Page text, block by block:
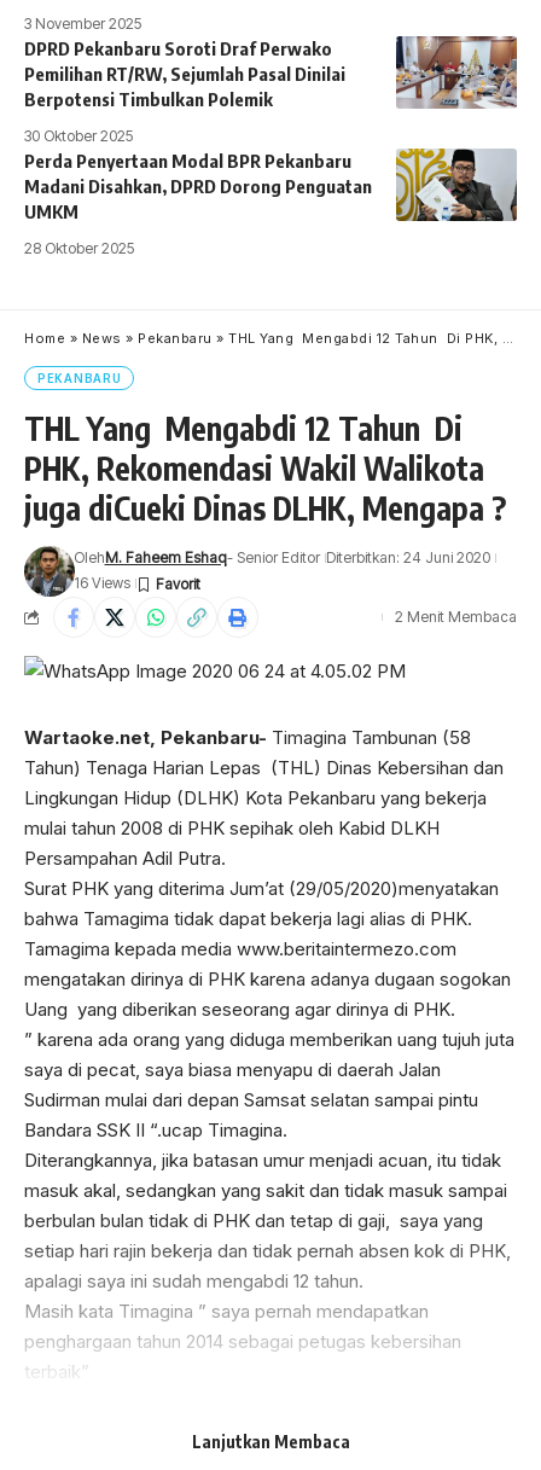
3 November 2025
DPRD Pekanbaru Soroti Draf Perwako
Pemilihan RT/RW, Sejumlah Pasal Dinilai
Berpotensi Timbulkan Polemik
30 Oktober 2025
Perda Penyertaan Modal BPR Pekanbaru
Madani Disahkan, DPRD Dorong Penguatan
UMKM
28 Oktober 2025
Home » News » Pekanbaru » THL Yang Mengabdi 12 Tahun Di PHK, Rekomendasi Wakil Walikota juga diCueki Dinas DLHK, Mengapa ?
PEKANBARU
THL Yang Mengabdi 12 Tahun Di
PHK, Rekomendasi Wakil Walikota
juga diCueki Dinas DLHK, Mengapa ?
OlehM. Faheem Eshaq- Senior Editor Diterbitkan: 24 Juni 2020
16 Views
2 Menit Membaca
Wartaoke.net, Pekanbaru- Timagina Tambunan (58
Tahun) Tenaga Harian Lepas (THL) Dinas Kebersihan dan
Lingkungan Hidup (DLHK) Kota Pekanbaru yang bekerja
mulai tahun 2008 di PHK sepihak oleh Kabid DLKH
Persampahan Adil Putra.
Surat PHK yang diterima Jum’at (29/05/2020)menyatakan
bahwa Tamagima tidak dapat bekerja lagi alias di PHK.
Tamagima kepada media www.beritaintermezo.com
mengatakan dirinya di PHK karena adanya dugaan sogokan
Uang yang diberikan seseorang agar dirinya di PHK.
” karena ada orang yang diduga memberikan uang tujuh juta
saya di pecat, saya biasa menyapu di daerah Jalan
Sudirman mulai dari depan Samsat selatan sampai pintu
Bandara SSK II “.ucap Timagina.
Diterangkannya, jika batasan umur menjadi acuan, itu tidak
masuk akal, sedangkan yang sakit dan tidak masuk sampai
berbulan bulan tidak di PHK dan tetap di gaji, saya yang
setiap hari rajin bekerja dan tidak pernah absen kok di PHK,
apalagi saya ini sudah mengabdi 12 tahun.
Masih kata Timagina ” saya pernah mendapatkan
penghargaan tahun 2014 sebagai petugas kebersihan
terbaik”
karena surat rekomendasi Wakil Walikota tidak dihiraukan.
Lanjutkan Membaca